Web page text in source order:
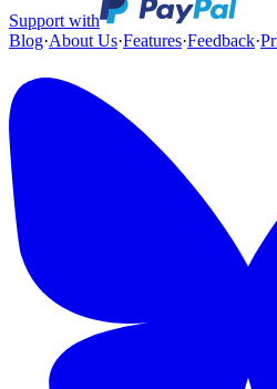
Support with
Blog·About Us·Features·Feedback·